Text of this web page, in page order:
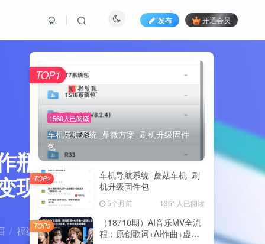
瓶颈，
现
福缘网 正文
发布 开通会员
1560人已阅读
车机导航系统_鼎微方案_刷机升级固件
包
TOP1
车机导航系统_蘑菇车机_刷
机升级固件包
5个月前 1361人已阅读
TOP2
（18710期）AI音乐MV全流
程：原创歌词+AI作曲+虚拟
TOP3